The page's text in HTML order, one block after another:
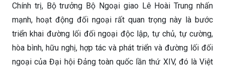
Chính trị, Bộ trưởng Bộ Ngoại giao Lê Hoài Trung nhấn
mạnh, hoạt động đối ngoại rất quan trọng này là bước
triển khai đường lối đối ngoại độc lập, tự chủ, tự cường,
hòa bình, hữu nghị, hợp tác và phát triển và đường lối đối
ngoại của Đại hội Đảng toàn quốc lần thứ XIV, đó là Việt